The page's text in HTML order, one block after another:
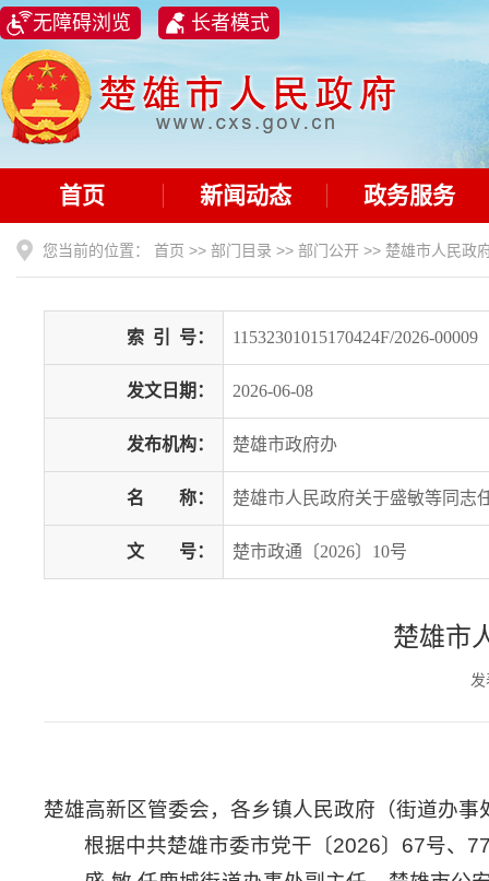
无障碍浏览 长者模式
首页 新闻动态 政务服务
您当前的位置： 首页 >> 部门目录 >> 部门公开 >> 楚雄市人民政
索 引 号： 11532301015170424F/2026-00009
发文日期： 2026-06-08
发布机构： 楚雄市政府办
名 称： 楚雄市人民政府关于盛敏等同志
文 号： 楚市政通〔2026〕10号
楚雄市
楚雄高新区管委会，各乡镇人民政府（街道办事
根据中共楚雄市委市党干〔2026〕67号、